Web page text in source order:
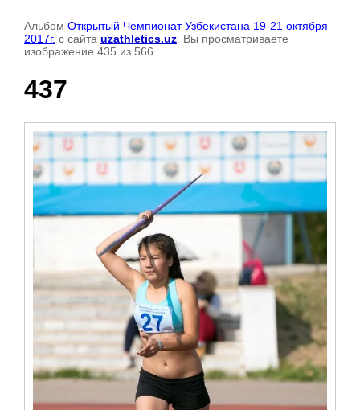
Альбом Открытый Чемпионат Узбекистана 19-21 октября
2017г. с сайта uzathletics.uz . Вы просматриваете
изображение 435 из 566
437